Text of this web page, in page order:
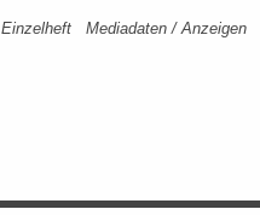
Einzelheft Mediadaten / Anzeigen